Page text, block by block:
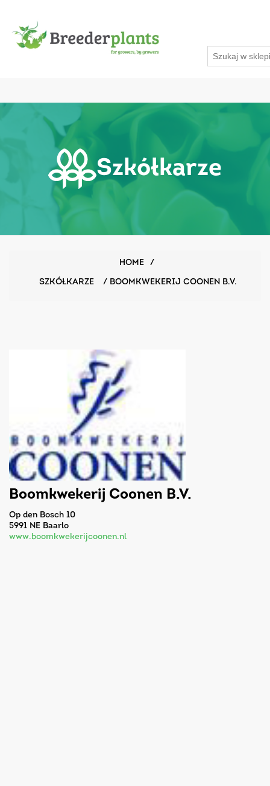
Szkółkarze
HOME /
SZKÓŁKARZE / BOOMKWEKERIJ COONEN B.V.
Boomkwekerij Coonen B.V.
Op den Bosch 10
5991 NE Baarlo
www.boomkwekerijcoonen.nl